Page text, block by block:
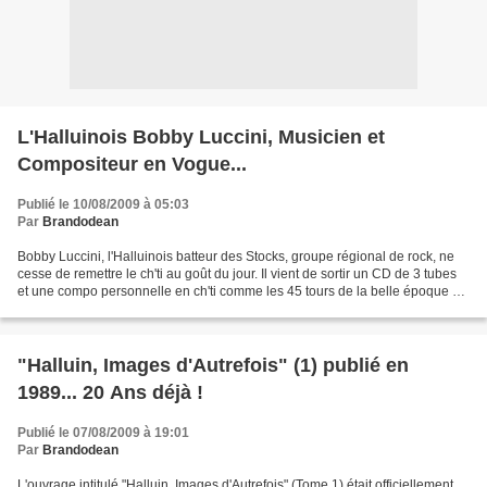
L'Halluinois Bobby Luccini, Musicien et
Compositeur en Vogue...
Publié le 10/08/2009 à 05:03
Par Brandodean
Bobby Luccini, l'Halluinois batteur des Stocks, groupe régional de rock, ne
cesse de remettre le ch'ti au goût du jour. Il vient de sortir un CD de 3 tubes
et une compo personnelle en ch'ti comme les 45 tours de la belle époque du
"Halluin, Images d'Autrefois" (1) publié en
1989... 20 Ans déjà !
Publié le 07/08/2009 à 19:01
Par Brandodean